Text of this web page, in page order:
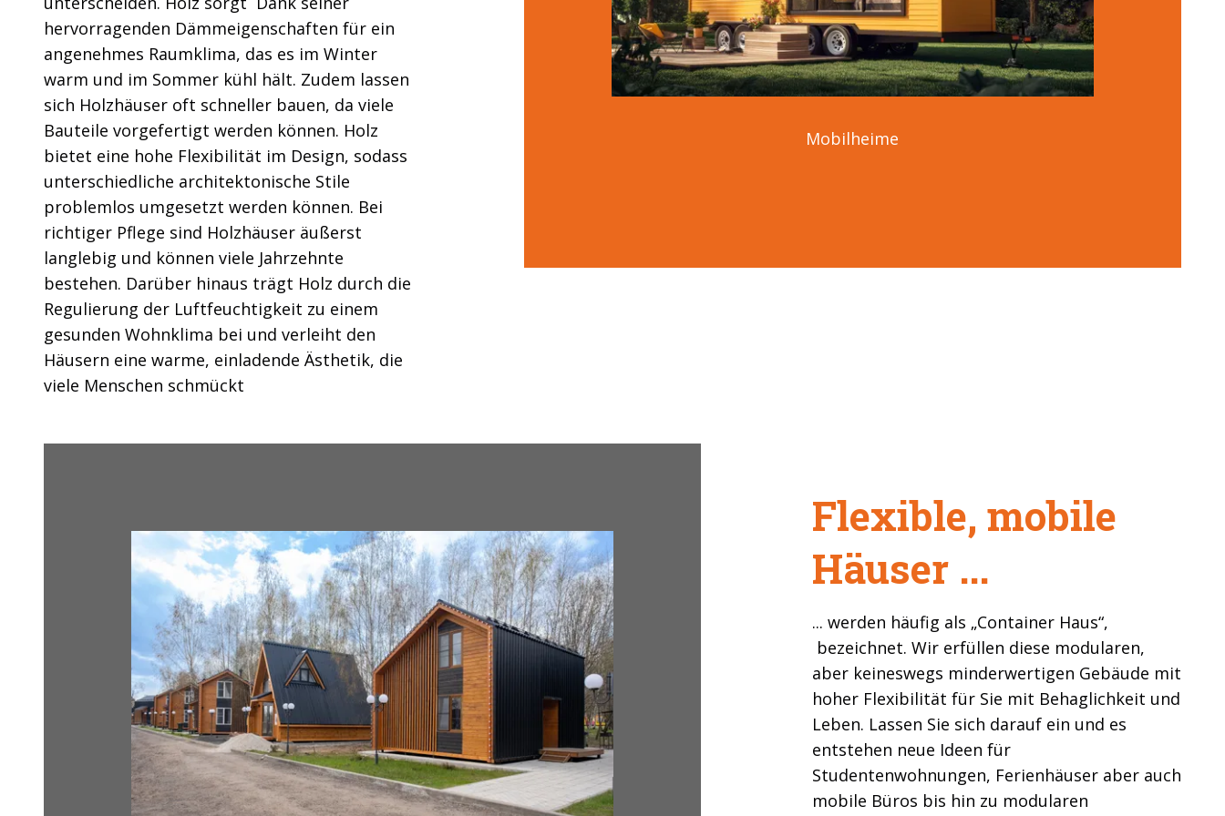
hervorragenden Dämmeigenschaften für ein
angenehmes Raumklima, das es im Winter
warm und im Sommer kühl hält. Zudem lassen
sich Holzhäuser oft schneller bauen, da viele
Bauteile vorgefertigt werden können. Holz
bietet eine hohe Flexibilität im Design, sodass
unterschiedliche architektonische Stile
problemlos umgesetzt werden können. Bei
richtiger Pflege sind Holzhäuser äußerst
langlebig und können viele Jahrzehnte
bestehen. Darüber hinaus trägt Holz durch die
Regulierung der Luftfeuchtigkeit zu einem
gesunden Wohnklima bei und verleiht den
Häusern eine warme, einladende Ästhetik, die
viele Menschen schmückt
Mobilheime
Flexible, mobile
Häuser ...
... werden häufig als „Container Haus“,
bezeichnet. Wir erfüllen diese modularen,
aber keineswegs minderwertigen Gebäude mit
hoher Flexibilität für Sie mit Behaglichkeit und
Leben. Lassen Sie sich darauf ein und es
entstehen neue Ideen für
Studentenwohnungen, Ferienhäuser aber auch
mobile Büros bis hin zu modularen